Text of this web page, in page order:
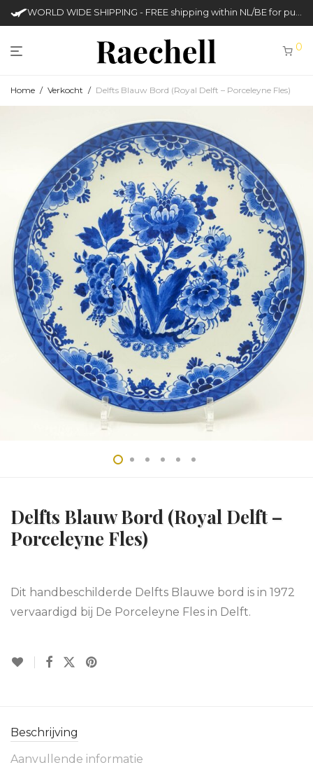
WORLD WIDE SHIPPING - FREE shipping within NL/BE for purchases over €50
0
Home / Verkocht / Delfts Blauw Bord (Royal Delft – Porceleyne Fles)
Delfts Blauw Bord (Royal Delft –
Porceleyne Fles)
Dit handbeschilderde Delfts Blauwe bord is in 1972
vervaardigd bij De Porceleyne Fles in Delft.
Beschrijving
Aanvullende informatie